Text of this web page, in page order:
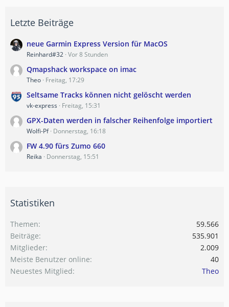
Letzte Beiträge
neue Garmin Express Version für MacOS
Reinhard#32 Vor 8 Stunden
Qmapshack workspace on imac
Theo Freitag, 17:29
Seltsame Tracks können nicht gelöscht werden
vk-express Freitag, 15:31
GPX-Daten werden in falscher Reihenfolge importiert
Wolfi-Pf Donnerstag, 16:18
FW 4.90 fürs Zumo 660
Reika Donnerstag, 15:51
Statistiken
Themen
59.566
Beiträge
535.901
Mitglieder
2.009
Meiste Benutzer online
40
Neuestes Mitglied
Theo